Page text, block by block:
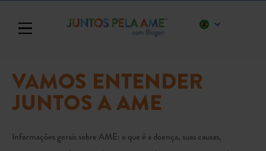
Toggle navigation
VAMOS ENTENDER
JUNTOS A AME
Informações gerais sobre AME: o que é a doença, suas causas,